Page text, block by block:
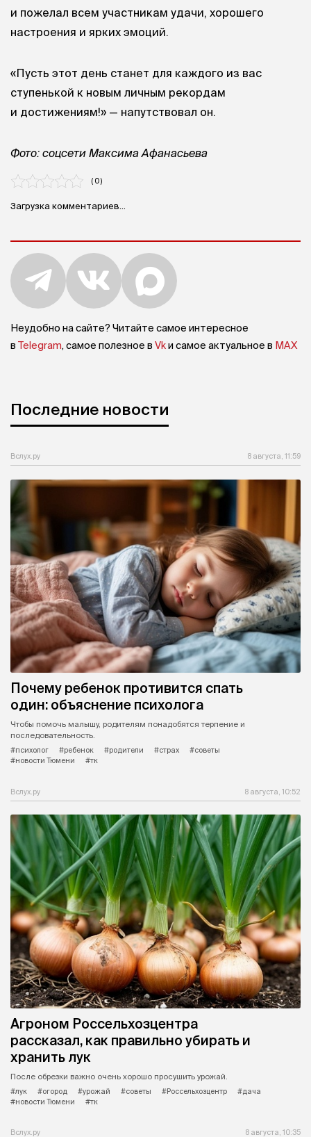
и пожелал всем участникам удачи, хорошего
настроения и ярких эмоций.
«Пусть этот день станет для каждого из вас
ступенькой к новым личным рекордам
и достижениям!» — напутствовал он.
Фото: соцсети Максима Афанасьева
( 0 )
Загрузка комментариев...
Неудобно на сайте? Читайте самое интересное
в Telegram, самое полезное в Vkи самое актуальное в MAX
Последние новости
Вслух.ру 8 августа, 11:59
Почему ребенок противится спать
один: объяснение психолога
Чтобы помочь малышу, родителям понадобятся терпение и
последовательность.
#психолог
#ребенок #родители #страх
#советы
#новости Тюмени
#тк
Вслух.ру 8 августа, 10:52
Агроном Россельхозцентра
рассказал, как правильно убирать и
хранить лук
После обрезки важно очень хорошо просушить урожай.
#лук
#огород #урожай #советы #Россельхозцентр
#дача
#новости Тюмени
#тк
Вслух.ру 8 августа, 10:35